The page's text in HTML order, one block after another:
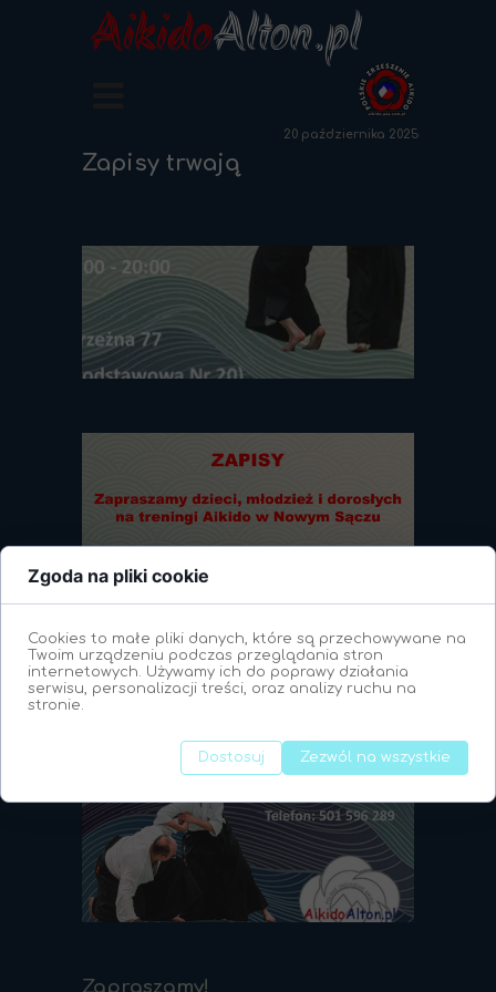
Zapraszamy!
20 października 2025
Zapisy trwają
AikidoAlton.pl
Zgoda na pliki cookie
Cookies to małe pliki danych, które są przechowywane na
Twoim urządzeniu podczas przeglądania stron
internetowych. Używamy ich do poprawy działania
serwisu, personalizacji treści, oraz analizy ruchu na
stronie.
Dostosuj Zezwól na wszystkie